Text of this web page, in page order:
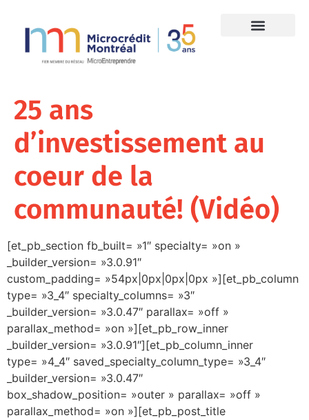
25 ans
d’investissement au
coeur de la
communauté! (Vidéo)
[et_pb_section fb_built= »1″ specialty= »on »
_builder_version= »3.0.91″
custom_padding= »54px|0px|0px|0px »][et_pb_column
type= »3_4″ specialty_columns= »3″
_builder_version= »3.0.47″ parallax= »off »
parallax_method= »on »][et_pb_row_inner
_builder_version= »3.0.91″][et_pb_column_inner
type= »4_4″ saved_specialty_column_type= »3_4″
_builder_version= »3.0.47″
box_shadow_position= »outer » parallax= »off »
parallax_method= »on »][et_pb_post_title